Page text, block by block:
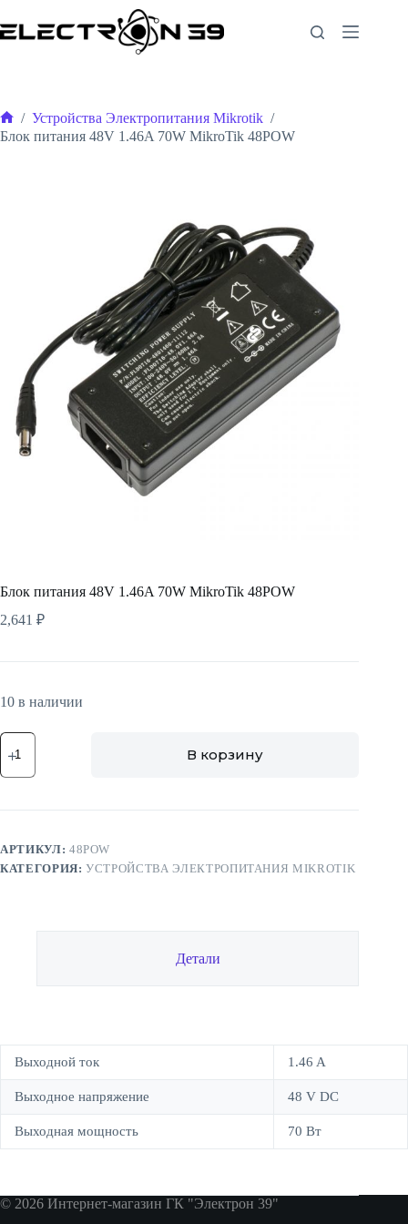
к
сути
Главная
/ Устройства Электропитания Mikrotik /
Блок питания 48V 1.46A 70W MikroTik 48POW
Блок питания 48V 1.46A 70W MikroTik 48POW
2,641 ₽
10 в наличии
Количество
товара
MikroTik
48POW
В корзину
АРТИКУЛ: 48POW
КАТЕГОРИЯ:УСТРОЙСТВА ЭЛЕКТРОПИТАНИЯ MIKROTIK
Детали
Выходной ток 1.46 A
Выходное напряжение 48 V DC
Выходная мощность 70 Вт
© 2026 Интернет-магазин ГК "Электрон 39"